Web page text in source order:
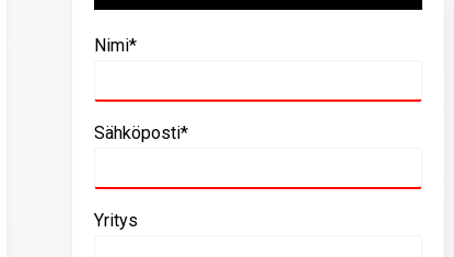
Nimi*
Sähköposti*
Yritys